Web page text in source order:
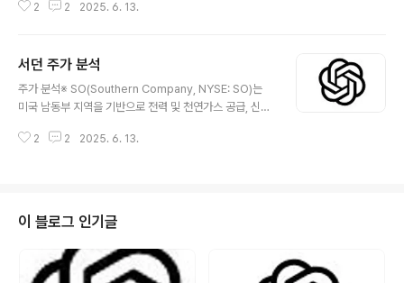
any, NYSE: SO) is a leading U.S. utility company
ergy sectors.Its solid dividends and strong regi
onal monopoly have made it a preferred defens
ive and stable asset, bu..
2 2 2025. 6. 13.
서던 주가 분석
주가 분석※ SO(Southern Company, NYSE: SO)는
미국 남동부 지역을 기반으로 전력 및 천연가스 공급, 신재
유틸리티 기업입니다.탄탄한 배당과 강한 지역 독점력을
요인, 기술적 흐름, 미래가치, 투자 시 주의점을 전문가적
시선에서 분석합니다. 😅 개요Southern Company(S
O)는 미국 조지아, 앨라배마, 미시시피, 플로리다 등 4개
주 중심으로 전력(전기) 생산 및 공급, 천연가스 사업, 에너
2 2 2025. 6. 13.
이 블로그 인기글